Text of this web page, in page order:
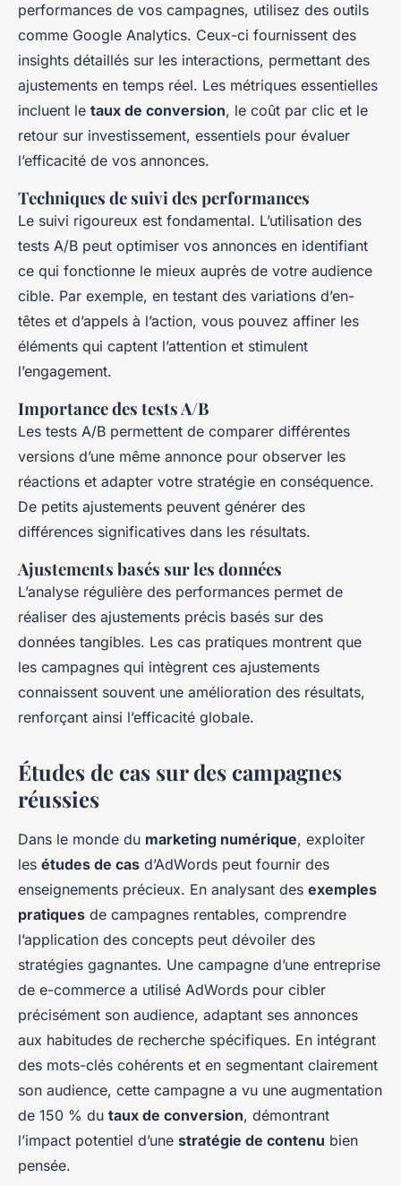
performances de vos campagnes, utilisez des outils
comme Google Analytics. Ceux-ci fournissent des
insights détaillés sur les interactions, permettant des
ajustements en temps réel. Les métriques essentielles
incluent le taux de conversion, le coût par clic et le
retour sur investissement, essentiels pour évaluer
l’efficacité de vos annonces.
Techniques de suivi des performances
Le suivi rigoureux est fondamental. L’utilisation des
tests A/B peut optimiser vos annonces en identifiant
ce qui fonctionne le mieux auprès de votre audience
cible. Par exemple, en testant des variations d’en-
têtes et d’appels à l’action, vous pouvez affiner les
éléments qui captent l’attention et stimulent
l’engagement.
Importance des tests A/B
Les tests A/B permettent de comparer différentes
versions d’une même annonce pour observer les
réactions et adapter votre stratégie en conséquence.
De petits ajustements peuvent générer des
différences significatives dans les résultats.
Ajustements basés sur les données
L’analyse régulière des performances permet de
réaliser des ajustements précis basés sur des
données tangibles. Les cas pratiques montrent que
les campagnes qui intègrent ces ajustements
connaissent souvent une amélioration des résultats,
renforçant ainsi l’efficacité globale.
Études de cas sur des campagnes
réussies
Dans le monde du marketing numérique, exploiter
les études de cas d’AdWords peut fournir des
enseignements précieux. En analysant des exemples
pratiques de campagnes rentables, comprendre
l’application des concepts peut dévoiler des
stratégies gagnantes. Une campagne d’une entreprise
de e-commerce a utilisé AdWords pour cibler
précisément son audience, adaptant ses annonces
aux habitudes de recherche spécifiques. En intégrant
des mots-clés cohérents et en segmentant clairement
son audience, cette campagne a vu une augmentation
de 150 % du taux de conversion, démontrant
l’impact potentiel d’une stratégie de contenu bien
pensée.